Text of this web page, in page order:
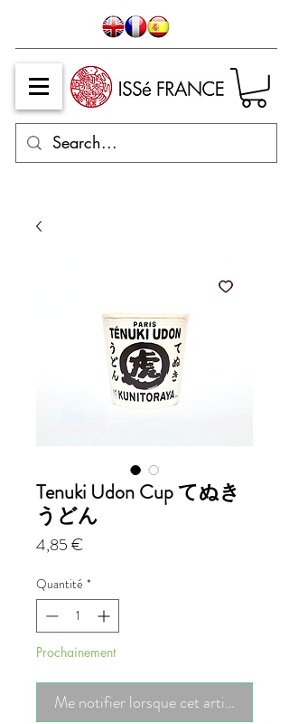
Tenuki Udon Cup てぬき
うどん
4,85 €Prix
Quantité *
Prochainement
Me notifier lorsque cet article est